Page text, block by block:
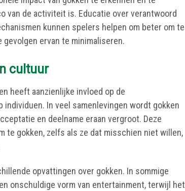
van de activiteit is. Educatie over verantwoord
kunnen spelers helpen om beter om te
ervan te minimaliseren.
cultuur
heeft aanzienlijke invloed op de
In veel samenlevingen wordt gokken
en deelname eraan vergroot. Deze
te gokken, zelfs als ze dat misschien niet willen,
opvattingen over gokken. In sommige
onschuldige vorm van entertainment, terwijl het